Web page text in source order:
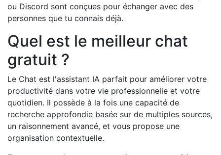
ou Discord sont conçues pour échanger avec des
personnes que tu connais déjà.
Quel est le meilleur chat
gratuit ?
Le Chat est l'assistant IA parfait pour améliorer votre
productivité dans votre vie professionnelle et votre
quotidien. Il possède à la fois une capacité de
recherche approfondie basée sur de multiples sources,
un raisonnement avancé, et vous propose une
organisation contextuelle.